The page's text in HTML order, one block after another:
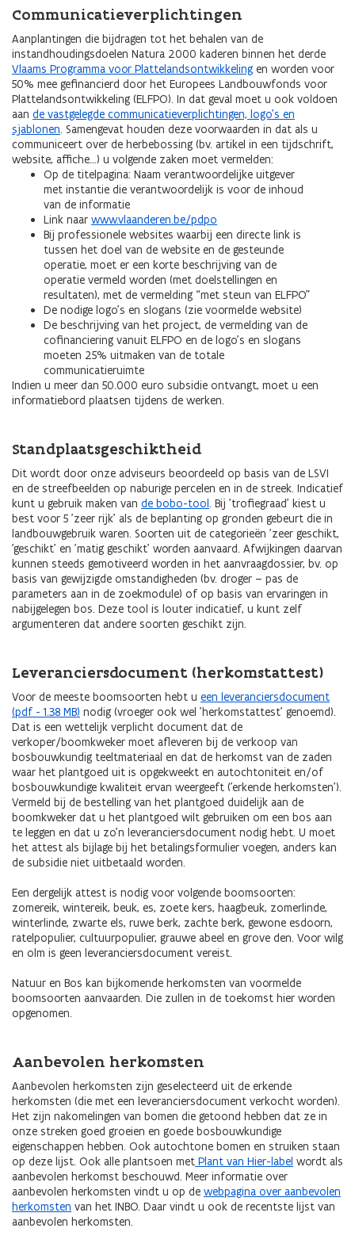
Communicatieverplichtingen
Aanplantingen die bijdragen tot het behalen van de
instandhoudingsdoelen Natura 2000 kaderen binnen het derde
Vlaams Programma voor Plattelandsontwikkeling en worden voor
50% mee gefinancierd door het Europees Landbouwfonds voor
Plattelandsontwikkeling (ELFPO). In dat geval moet u ook voldoen
aan de vastgelegde communicatieverplichtingen, logo's en
sjablonen. Samengevat houden deze voorwaarden in dat als u
communiceert over de herbebossing (bv. artikel in een tijdschrift,
website, affiche…) u volgende zaken moet vermelden:
Op de titelpagina: Naam verantwoordelijke uitgever
met instantie die verantwoordelijk is voor de inhoud
van de informatie
Link naar www.vlaanderen.be/pdpo
Bij professionele websites waarbij een directe link is
tussen het doel van de website en de gesteunde
operatie, moet er een korte beschrijving van de
operatie vermeld worden (met doelstellingen en
resultaten), met de vermelding “met steun van ELFPO”
De nodige logo’s en slogans (zie voormelde website)
De beschrijving van het project, de vermelding van de
cofinanciering vanuit ELFPO en de logo’s en slogans
moeten 25% uitmaken van de totale
communicatieruimte
Indien u meer dan 50.000 euro subsidie ontvangt, moet u een
informatiebord plaatsen tijdens de werken.
Standplaatsgeschiktheid
Dit wordt door onze adviseurs beoordeeld op basis van de LSVI
en de streefbeelden op naburige percelen en in de streek. Indicatief
kunt u gebruik maken van de bobo-tool. Bij 'trofiegraad' kiest u
best voor 5 'zeer rijk' als de beplanting op gronden gebeurt die in
landbouwgebruik waren. Soorten uit de categorieën 'zeer geschikt,
'geschikt' en 'matig geschikt' worden aanvaard. Afwijkingen daarvan
kunnen steeds gemotiveerd worden in het aanvraagdossier, bv. op
basis van gewijzigde omstandigheden (bv. droger – pas de
parameters aan in de zoekmodule) of op basis van ervaringen in
nabijgelegen bos. Deze tool is louter indicatief, u kunt zelf
argumenteren dat andere soorten geschikt zijn.
Leveranciersdocument (herkomstattest)
Voor de meeste boomsoorten hebt u een leveranciersdocument
(pdf - 1.38 MB) nodig (vroeger ook wel 'herkomstattest' genoemd).
Dat is een wettelijk verplicht document dat de
verkoper/boomkweker moet afleveren bij de verkoop van
bosbouwkundig teeltmateriaal en dat de herkomst van de zaden
waar het plantgoed uit is opgekweekt en autochtoniteit en/of
bosbouwkundige kwaliteit ervan weergeeft ('erkende herkomsten').
Vermeld bij de bestelling van het plantgoed duidelijk aan de
boomkweker dat u het plantgoed wilt gebruiken om een bos aan
te leggen en dat u zo’n leveranciersdocument nodig hebt. U moet
het attest als bijlage bij het betalingsformulier voegen, anders kan
de subsidie niet uitbetaald worden.
Een dergelijk attest is nodig voor volgende boomsoorten:
zomereik, wintereik, beuk, es, zoete kers, haagbeuk, zomerlinde,
winterlinde, zwarte els, ruwe berk, zachte berk, gewone esdoorn,
ratelpopulier, cultuurpopulier, grauwe abeel en grove den. Voor wilg
en olm is geen leveranciersdocument vereist.
Natuur en Bos kan bijkomende herkomsten van voormelde
boomsoorten aanvaarden. Die zullen in de toekomst hier worden
opgenomen.
Aanbevolen herkomsten
Aanbevolen herkomsten zijn geselecteerd uit de erkende
herkomsten (die met een leveranciersdocument verkocht worden).
Het zijn nakomelingen van bomen die getoond hebben dat ze in
onze streken goed groeien en goede bosbouwkundige
eigenschappen hebben. Ook autochtone bomen en struiken staan
op deze lijst. Ook alle plantsoen met Plant van Hier-label wordt als
aanbevolen herkomst beschouwd. Meer informatie over
aanbevolen herkomsten vindt u op de webpagina over aanbevolen
herkomsten van het INBO. Daar vindt u ook de recentste lijst van
aanbevolen herkomsten.